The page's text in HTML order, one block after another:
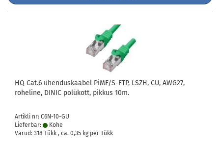
HQ Cat.6 ühenduskaabel PiMF/S-FTP, LSZH, CU, AWG27,
roheline, DINIC polükott, pikkus 10m.
Artikli nr: C6N-10-GU
Lieferbar:
Kohe
Varud: 318 Tükk , ca. 0,35 kg per Tükk